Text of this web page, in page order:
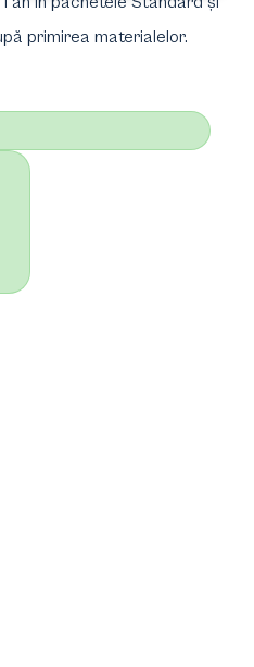
primirea materialelor.